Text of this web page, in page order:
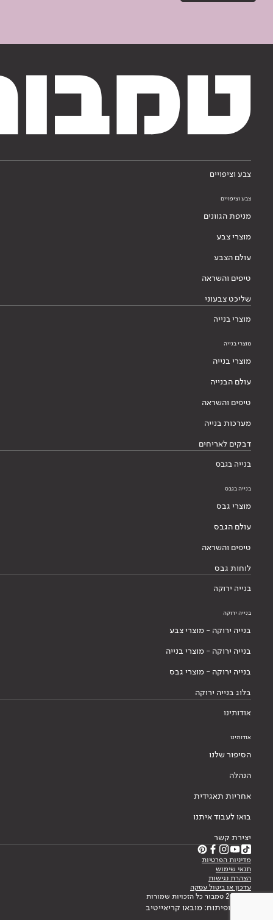
צבע וציפויים
צבע וציפויים
מניפת הגוונים
מוצרי צבע
עולם הצבע
טיפים והשראה
שליכט צבעוני
מוצרי בנייה
מוצרי בנייה
מוצרי בנייה
עולם הבנייה
טיפים והשראה
מערכות בנייה
דבקים לאריחים
בנייה בגבס
בנייה בגבס
מוצרי גבס
עולם הגבס
טיפים והשראה
לוחות גבס
בנייה ירוקה
בנייה ירוקה
בנייה ירוקה - מוצרי צבע
בנייה ירוקה - מוצרי בנייה
בנייה ירוקה - מוצרי גבס
בלוג בנייה ירוקה
אודותינו
אודותינו
הסיפור שלנו
הנהלה
אחריות תאגידית
בואו לעבוד איתנו
יצירת קשר
מדיניות הפרטיות
תנאי שימוש
הצהרת נגישות
עדכון או ביטול עסקה
© 2026 טמבור כל הזכויות שמורות
עיצוב ופיתוח: מובאו קריאייטיב